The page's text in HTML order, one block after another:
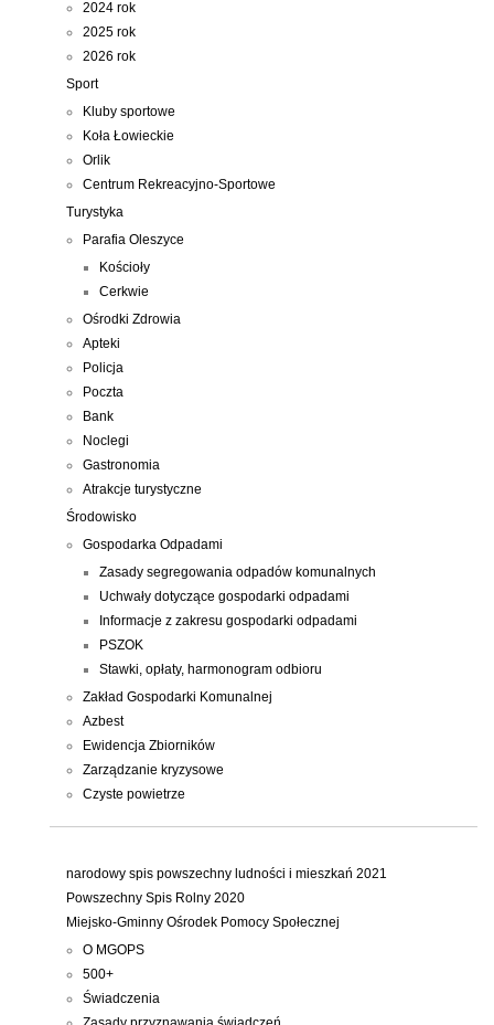
2024 rok
2025 rok
2026 rok
Sport
Kluby sportowe
Koła Łowieckie
Orlik
Centrum Rekreacyjno-Sportowe
Turystyka
Parafia Oleszyce
Kościoły
Cerkwie
Ośrodki Zdrowia
Apteki
Policja
Poczta
Bank
Noclegi
Gastronomia
Atrakcje turystyczne
Środowisko
Gospodarka Odpadami
Zasady segregowania odpadów komunalnych
Uchwały dotyczące gospodarki odpadami
Informacje z zakresu gospodarki odpadami
PSZOK
Stawki, opłaty, harmonogram odbioru
Zakład Gospodarki Komunalnej
Azbest
Ewidencja Zbiorników
Zarządzanie kryzysowe
Czyste powietrze
narodowy spis powszechny ludności i mieszkań 2021
Powszechny Spis Rolny 2020
Miejsko-Gminny Ośrodek Pomocy Społecznej
O MGOPS
500+
Świadczenia